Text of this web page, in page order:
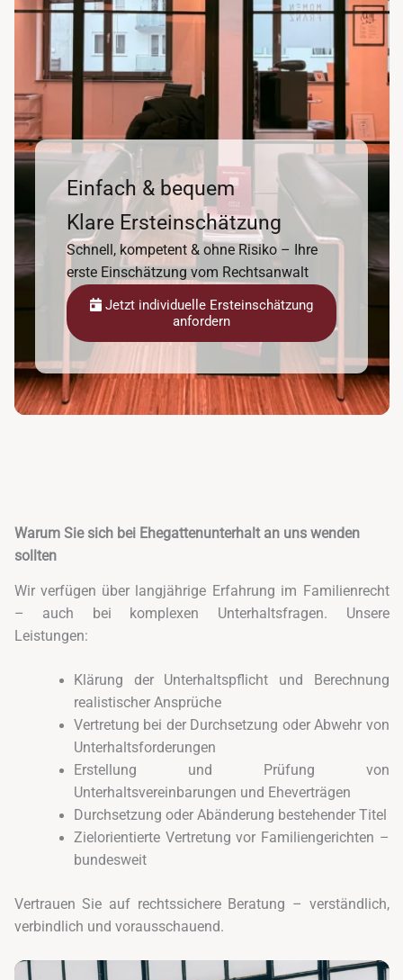
Einfach & bequem
Klare Ersteinschätzung
Schnell, kompetent & ohne Risiko – Ihre
erste Einschätzung vom Rechtsanwalt
Jetzt individuelle Ersteinschätzung
anfordern
Warum Sie sich bei Ehegattenunterhalt an uns wenden
sollten
Wir verfügen über langjährige Erfahrung im Familienrecht
– auch bei komplexen Unterhaltsfragen. Unsere
Leistungen:
Klärung der Unterhaltspflicht und Berechnung
realistischer Ansprüche
Vertretung bei der Durchsetzung oder Abwehr von
Unterhaltsforderungen
Erstellung und Prüfung von
Unterhaltsvereinbarungen und Eheverträgen
Durchsetzung oder Abänderung bestehender Titel
Zielorientierte Vertretung vor Familiengerichten –
bundesweit
Vertrauen Sie auf rechtssichere Beratung – verständlich,
verbindlich und vorausschauend.